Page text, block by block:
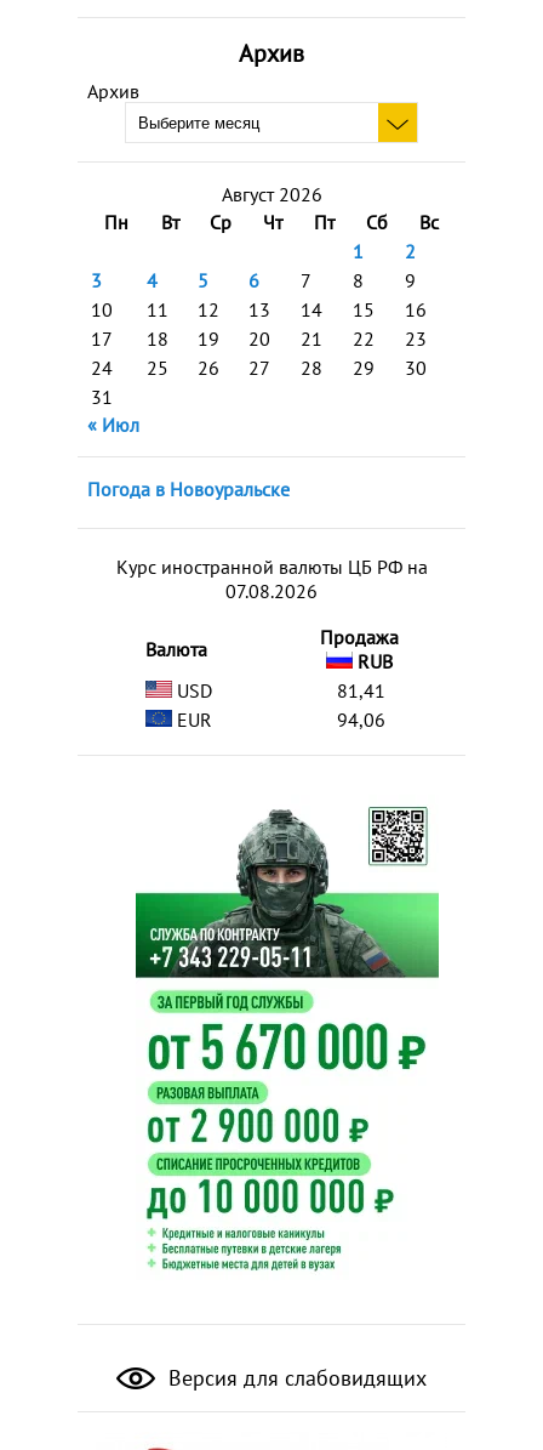
Архив
Архив
Август 2026
Пн
Вт Ср Чт Пт Сб
Вс
1
2
3
4 5 6 7 8
9
10
11 12 13 14 15
16
17
18 19 20 21 22
23
24
25 26 27 28 29
30
31
« Июл
Погода в Новоуральске
Курс иностранной валюты ЦБ РФ на
07.08.2026
Валюта
Продажа
RUB
USD
81,41
EUR
94,06
Версия для слабовидящих